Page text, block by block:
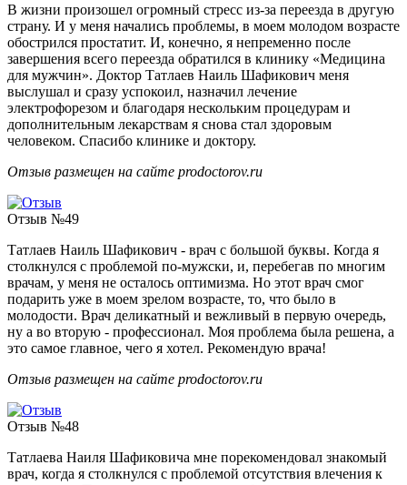
В жизни произошел огромный стресс из-за переезда в другую
страну. И у меня начались проблемы, в моем молодом возрасте
обострился простатит. И, конечно, я непременно после
завершения всего переезда обратился в клинику «Медицина
для мужчин». Доктор Татлаев Наиль Шафикович меня
выслушал и сразу успокоил, назначил лечение
электрофорезом и благодаря нескольким процедурам и
дополнительным лекарствам я снова стал здоровым
человеком. Спасибо клинике и доктору.
Отзыв размещен на сайте prodoctorov.ru
Отзыв №49
Татлаев Наиль Шафикович - врач с большой буквы. Когда я
столкнулся с проблемой по-мужски, и, перебегав по многим
врачам, у меня не осталось оптимизма. Но этот врач смог
подарить уже в моем зрелом возрасте, то, что было в
молодости. Врач деликатный и вежливый в первую очередь,
ну а во вторую - профессионал. Моя проблема была решена, а
это самое главное, чего я хотел. Рекомендую врача!
Отзыв размещен на сайте prodoctorov.ru
Отзыв №48
Татлаева Наиля Шафиковича мне порекомендовал знакомый
врач, когда я столкнулся с проблемой отсутствия влечения к